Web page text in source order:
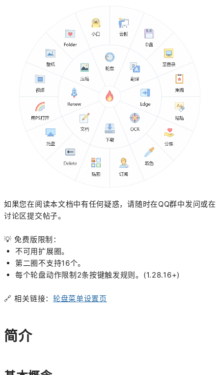
如果您在阅读本文档中有任何疑惑，请随时在QQ群中发问或在
讨论区提交帖子。
💡 免费版限制：
不可用扩展圈。
第二圈不支持16个。
每个轮盘动作限制2条按键触发规则。(1.28.16+)
🔗 相关链接： 轮盘菜单设置页
简介